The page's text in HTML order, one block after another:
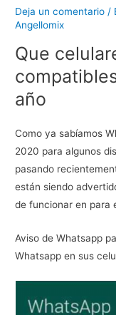
Deja un comentario /
Angellomix
Que
año
Como ya sabíamos
2020 para algunos
pasando
están siendo
de funcionar en para
Aviso de Whatsapp
Whatsapp en sus